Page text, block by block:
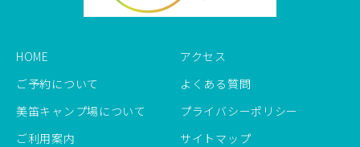
HOME
ご予約について
美笛キャンプ場について
ご利用案内
アクセス
よくある質問
プライバシーポリシー
サイトマップ